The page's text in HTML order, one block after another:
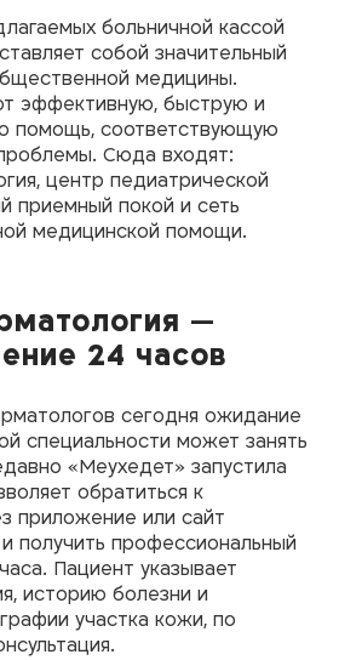
больничной кассой
собой значительный
медицины.
эффективную, быструю и
помощь, соответствующую
Сюда входят:
центр педиатрической
приемный покой и сеть
медицинской помощи.
—
24 часов
сегодня ожидание
специальности может занять
«Меухедет» запустила
обратиться к
приложение или сайт
получить профессиональный
Пациент указывает
историю болезни и
участка кожи, по